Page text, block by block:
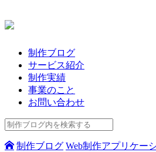
制作ブログ
サービス紹介
制作実績
事業のこと
お問い合わせ
制作ブログ Web制作アプリケー